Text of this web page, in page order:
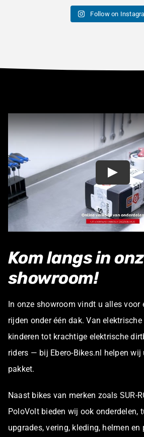
Follow on
Kom langs in
showroom!
In onze showroom vindt u alles voor
rijden onder één dak. Van
kinderen tot krachtige elektrische
riders — bij Ebero-Bikes.nl helpen
pakket.
Naast bikes van merken zoals SUR-
PoloVolt bieden wij ook onderdelen,
upgrades, vering, kleding, helmen